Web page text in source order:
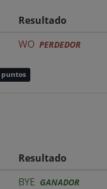
Resultado
WO PERDEDOR
puntos
Resultado
BYE GANADOR